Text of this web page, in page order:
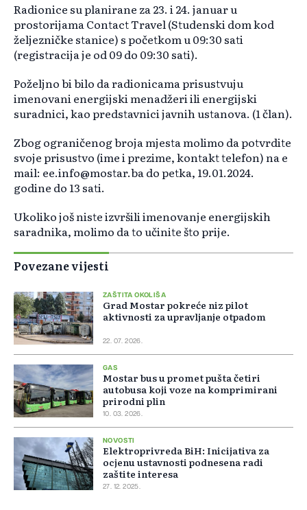
Radionice su planirane za 23. i 24. januar u
prostorijama Contact Travel (Studenski dom kod
željezničke stanice) s početkom u 09:30 sati
(registracija je od 09 do 09:30 sati).
Poželjno bi bilo da radionicama prisustvuju
imenovani energijski menadžeri ili energijski
suradnici, kao predstavnici javnih ustanova. (1 član).
Zbog ograničenog broja mjesta molimo da potvrdite
svoje prisustvo (ime i prezime, kontakt telefon) na e
mail: ee.info@mostar.ba do petka, 19.01.2024.
godine do 13 sati.
Ukoliko još niste izvršili imenovanje energijskih
saradnika, molimo da to učinite što prije.
Povezane vijesti
ZAŠTITA OKOLIŠA
Grad Mostar pokreće niz pilot
aktivnosti za upravljanje otpadom
22. 07. 2026.
GAS
Mostar bus u promet pušta četiri
autobusa koji voze na komprimirani
prirodni plin
10. 03. 2026.
NOVOSTI
Elektroprivreda BiH: Inicijativa za
ocjenu ustavnosti podnesena radi
zaštite interesa
27. 12. 2025.